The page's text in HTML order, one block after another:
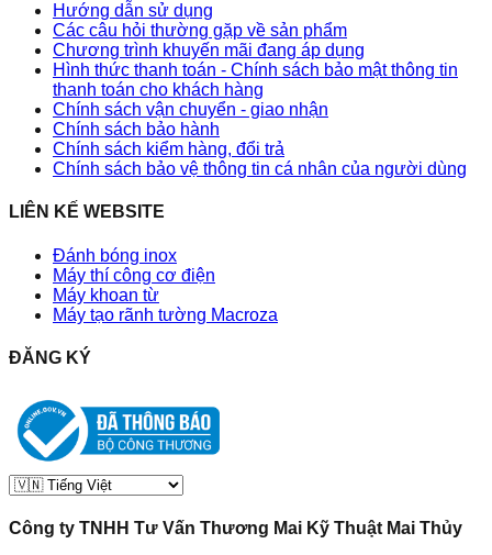
Hướng dẫn sử dụng
Các câu hỏi thường gặp về sản phẩm
Chương trình khuyến mãi đang áp dụng
Hình thức thanh toán - Chính sách bảo mật thông tin
thanh toán cho khách hàng
Chính sách vận chuyển - giao nhận
Chính sách bảo hành
Chính sách kiểm hàng, đổi trả
Chính sách bảo vệ thông tin cá nhân của người dùng
LIÊN KẾ WEBSITE
Đánh bóng inox
Máy thí công cơ điện
Máy khoan từ
Máy tạo rãnh tường Macroza
ĐĂNG KÝ
Công ty TNHH Tư Vấn Thương Mai Kỹ Thuật Mai Thủy